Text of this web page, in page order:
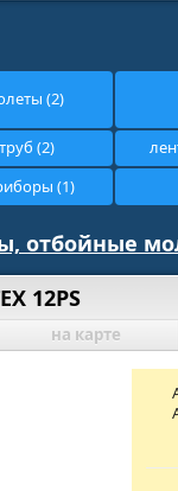
(2)
(2)
(1)
отбойные
12PS
на карте